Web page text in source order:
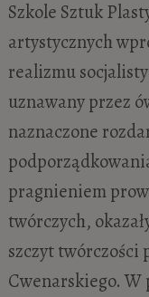
Szkole Sztuk
artystycznych
realizmu
uznawany przez
naznaczone
pragnieniem
twórczych,
szczyt twórczości
Cwenarskiego.